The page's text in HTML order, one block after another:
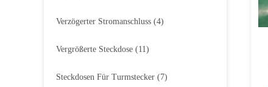
Verzögerter Stromanschluss (4)
Vergrößerte Steckdose (11)
Steckdosen Für Turmstecker (7)